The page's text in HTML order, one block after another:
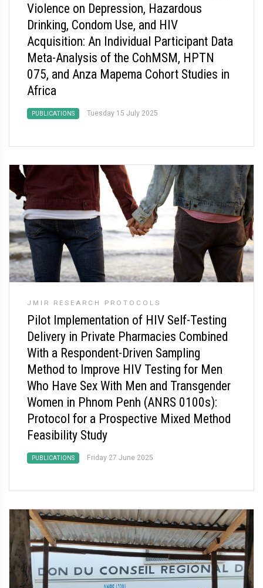
Violence on Depression, Hazardous
Drinking, Condom Use, and HIV
Acquisition: An Individual Participant Data
Meta-Analysis of the CohMSM, HPTN
075, and Anza Mapema Cohort Studies in
Africa
PUBLICATIONS Tuesday 15 July 2025
JMIR RESEARCH PROTOCOLS
Pilot Implementation of HIV Self-Testing
Delivery in Private Pharmacies Combined
With a Respondent-Driven Sampling
Method to Improve HIV Testing for Men
Who Have Sex With Men and Transgender
Women in Phnom Penh (ANRS 0100s):
Protocol for a Prospective Mixed Method
Feasibility Study
PUBLICATIONS Friday 27 June 2025